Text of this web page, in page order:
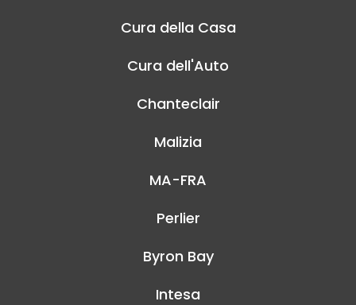
Cura della Casa
Cura dell'Auto
Chanteclair
Malizia
MA-FRA
Perlier
Byron Bay
Intesa